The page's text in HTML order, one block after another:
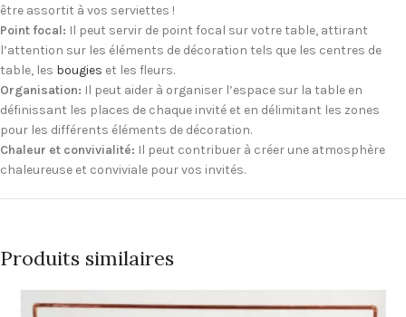
être assortit à vos serviettes !
Point focal: Il peut servir de point focal sur votre table, attirant
l’attention sur les éléments de décoration tels que les centres de
table, les bougies et les fleurs.
Organisation: Il peut aider à organiser l’espace sur la table en
définissant les places de chaque invité et en délimitant les zones
pour les différents éléments de décoration.
Chaleur et convivialité: Il peut contribuer à créer une atmosphère
chaleureuse et conviviale pour vos invités.
Produits similaires